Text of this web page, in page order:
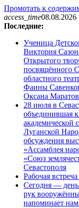
Промотать к
access_time08.08.2026
Последние:
Ученица
Виктория
Открытого
посвящённого
областного
Фаины
Оксана
28 июля в
объединившая
академической
Луганской
обсуждения
«Ассамблея
«Союз
Севастополя
Рабочая
Сегодня — день
рук
напоминает